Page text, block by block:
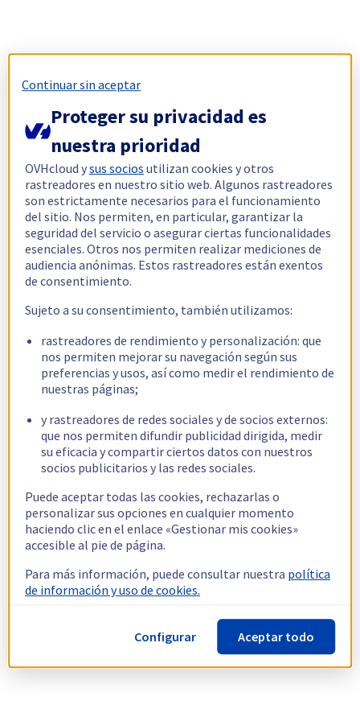
Continuar sin aceptar
Proteger su privacidad es
nuestra prioridad
OVHcloud ysus socios utilizan cookies y otros
rastreadores en nuestro sitio web. Algunos rastreadores
son estrictamente necesarios para el funcionamiento
del sitio. Nos permiten, en particular, garantizar la
seguridad del servicio o asegurar ciertas funcionalidades
esenciales. Otros nos permiten realizar mediciones de
audiencia anónimas. Estos rastreadores están exentos
de consentimiento.
Sujeto a su consentimiento, también utilizamos:
rastreadores de rendimiento y personalización: que
nos permiten mejorar su navegación según sus
preferencias y usos, así como medir el rendimiento de
nuestras páginas;
y rastreadores de redes sociales y de socios externos:
que nos permiten difundir publicidad dirigida, medir
su eficacia y compartir ciertos datos con nuestros
socios publicitarios y las redes sociales.
Puede aceptar todas las cookies, rechazarlas o
personalizar sus opciones en cualquier momento
haciendo clic en el enlace «Gestionar mis cookies»
accesible al pie de página.
Para más información, puede consultar nuestra política
de información y uso de cookies.
Configurar Aceptar todo